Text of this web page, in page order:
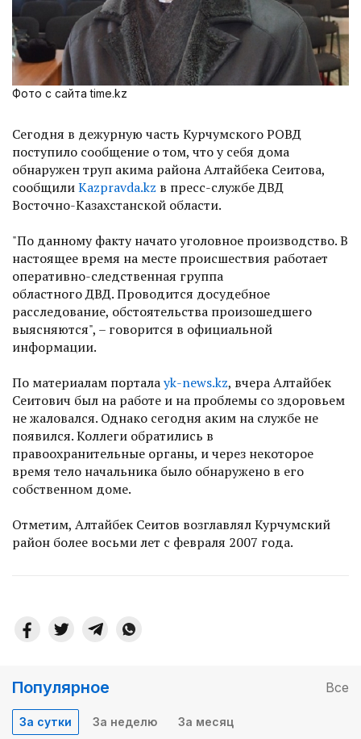
Фото с сайта time.kz
Сегодня в дежурную часть Курчумского РОВД
поступило сообщение о том, что у себя дома
обнаружен труп акима района Алтайбека Сеитова,
сообщилиKazpravda.kz в пресс-службе ДВД
Восточно-Казахстанской области.
"По данному факту начато уголовное производство. В
настоящее время на месте происшествия работает
оперативно-следственная группа
областного ДВД. Проводится досудебное
расследование, обстоятельства произошедшего
выясняются", – говорится в официальной
информации.
По материалам порталаyk-news.kz, вчера Алтайбек
Сеитович был на работе и на проблемы со здоровьем
не жаловался. Однако сегодня аким на службе не
появился. Коллеги обратились в
правоохранительные органы, и через некоторое
время тело начальника было обнаружено в его
собственном доме.
Отметим, Алтайбек Сеитов возглавлял Курчумский
район более восьми лет с февраля 2007 года.
Популярное Все
За сутки За неделю За месяц